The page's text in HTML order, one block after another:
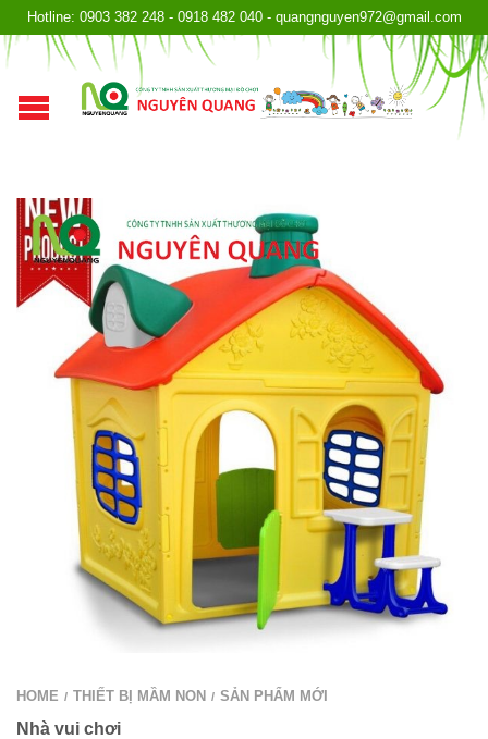
Hotline: 0903 382 248 - 0918 482 040 - quangnguyen972@gmail.com
HOME / THIẾT BỊ MẦM NON / SẢN PHẨM MỚI
Nhà vui chơi